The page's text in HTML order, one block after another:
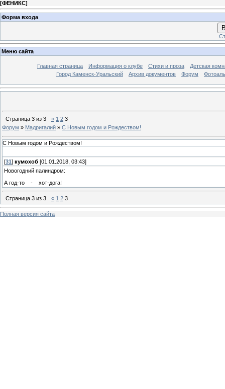
[ФЕНИКС]
Форма входа
Меню сайта
Главная страница Информация о клубе Стихи и проза
Детская
Город Каменск-Уральский
Архив документов Форум
Страница 3 из 3 « 1 2 3
Форум » Мадригалий » С Новым годом и Рождеством!
С Новым годом и Рождеством!
[31 ] кумохоб [01.01.2018, 03:43]
Новогодний палиндром:
А год-то - хот-дога!
Страница 3 из 3 « 1 2 3
Полная версия сайта